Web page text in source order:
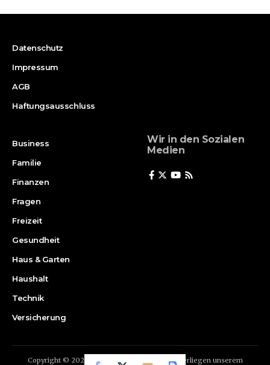
Datenschutz
Impressum
AGB
Haftungsausschluss
Business
Familie
Finanzen
Fragen
Freizeit
Gesundheit
Haus & Garten
Haushalt
Technik
Versicherung
Wir in den Sozialen
Medien
Copyright © 2024 | X-stat.de | Alle Inhalte unterliegen unserem